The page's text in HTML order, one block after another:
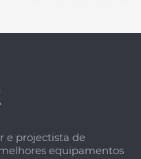
e projectista de
equipamentos